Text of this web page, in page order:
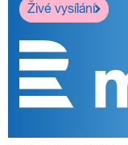
Živé vysílání